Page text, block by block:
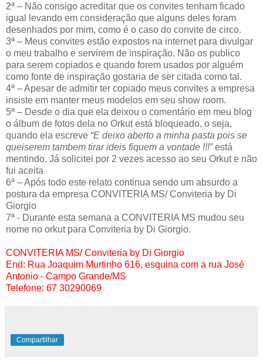
2ª – Não consigo acreditar que os convites tenham ficado
igual levando em consideração que alguns deles foram
desenhados por mim, como é o caso do convite de circo.
3ª – Meus convites estão expostos na internet para divulgar
o meu trabalho e servirem de inspiração. Não os publico
para serem copiados e quando forem usados por alguém
como fonte de inspiração gostaria de ser citada como tal.
4ª – Apesar de admitir ter copiado meus convites a empresa
insiste em manter meus modelos em seu show room.
5ª – Desde o dia que ela deixou o comentário em meu blog
o álbum de fotos dela no Orkut está bloqueado, o seja,
quando ela escreve “E deixo aberto a minha pasta pois se
queiserem tambem tirar ideis fiquem a vontade !!!”está
mentindo. Já solicitei por 2 vezes acesso ao seu Orkut e não
fui aceita
6ª – Após todo este relato continua sendo um absurdo a
postura da empresa CONVITERIA MS/ Conviteria by Di
Giorgio
7ª - Durante esta semana a CONVITERIA MS mudou seu
nome no orkut para Conviteria by Di Giorgio.
CONVITERIA MS/ Conviteria by Di Giorgio
End: Rua Joaquim Murtinho 616, esquina com a rua José
Antonio - Campo Grande/MS
Telefone: 67 30290069
Compartilhar